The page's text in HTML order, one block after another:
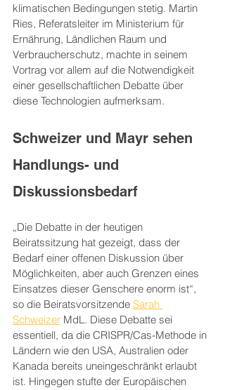
klimatischen Bedingungen stetig. Martin
Ries, Referatsleiter im Ministerium für
Ernährung, Ländlichen Raum und
Verbraucherschutz, machte in seinem
Vortrag vor allem auf die Notwendigkeit
einer gesellschaftlichen Debatte über
diese Technologien aufmerksam.
Schweizer und Mayr sehen
Handlungs- und
Diskussionsbedarf
„Die Debatte in der heutigen
Beiratssitzung hat gezeigt, dass der
Bedarf einer offenen Diskussion über
Möglichkeiten, aber auch Grenzen eines
Einsatzes dieser Genschere enorm ist“,
so die Beiratsvorsitzende Sarah
Schweizer MdL. Diese Debatte sei
essentiell, da die CRISPR/Cas-Methode in
Ländern wie den USA, Australien oder
Kanada bereits uneingeschränkt erlaubt
ist. Hingegen stufte der Europäischen